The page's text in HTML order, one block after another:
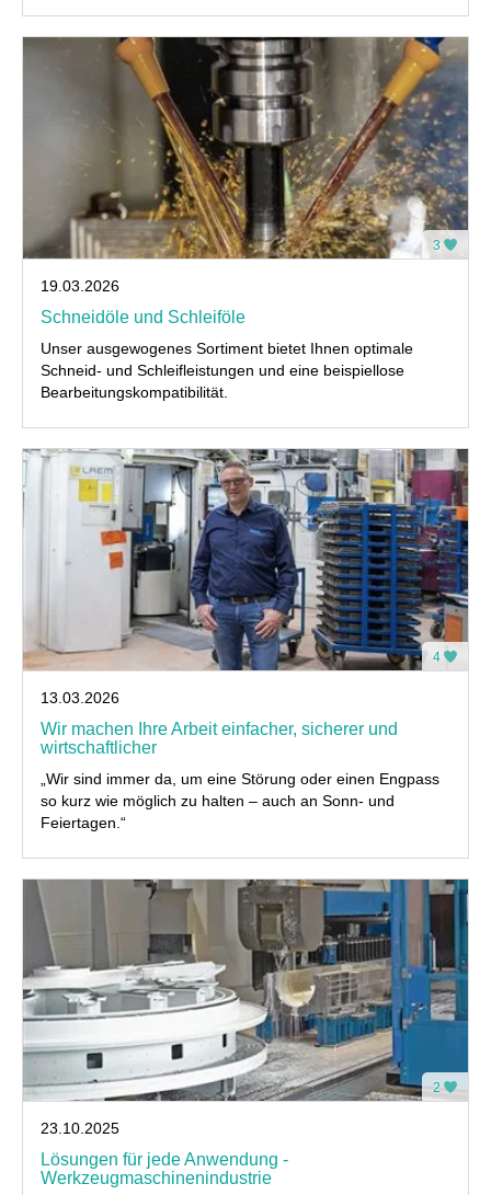
3
19.03.2026
Schneidöle und Schleiföle
Unser ausgewogenes Sortiment bietet Ihnen optimale
Schneid- und Schleifleistungen und eine beispiellose
Bearbeitungskompatibilität.
4
13.03.2026
Wir machen Ihre Arbeit einfacher, sicherer und
wirtschaftlicher
„Wir sind immer da, um eine Störung oder einen Engpass
so kurz wie möglich zu halten – auch an Sonn- und
Feiertagen.“
2
23.10.2025
Lösungen für jede Anwendung -
Werkzeugmaschinenindustrie